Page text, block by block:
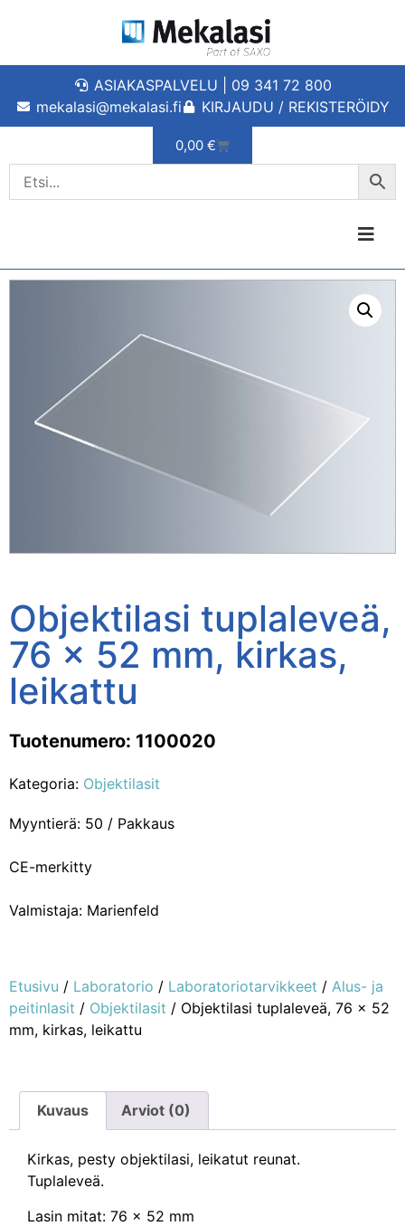
ASIAKASPALVELU | 09 341 72 800
mekalasi@mekalasi.fi
KIRJAUDU / REKISTERÖIDY
0,00 €
Objektilasi tuplaleveä,
76 x 52 mm, kirkas,
leikattu
Tuotenumero: 1100020
Kategoria: Objektilasit
Myyntierä: 50 / Pakkaus
CE-merkitty
Valmistaja: Marienfeld
Etusivu / Laboratorio / Laboratoriotarvikkeet / Alus- ja
peitinlasit / Objektilasit / Objektilasi tuplaleveä, 76 x 52
mm, kirkas, leikattu
Kuvaus Arviot (0)
Kirkas, pesty objektilasi, leikatut reunat.
Tuplaleveä.
Lasin mitat: 76 x 52 mm